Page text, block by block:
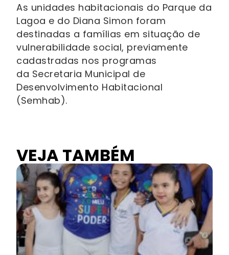
As unidades habitacionais do Parque da
Lagoa e do Diana Simon foram
destinadas a famílias em situação de
vulnerabilidade social, previamente
cadastradas nos programas
da Secretaria Municipal de
Desenvolvimento Habitacional
(Semhab).
VEJA TAMBÉM